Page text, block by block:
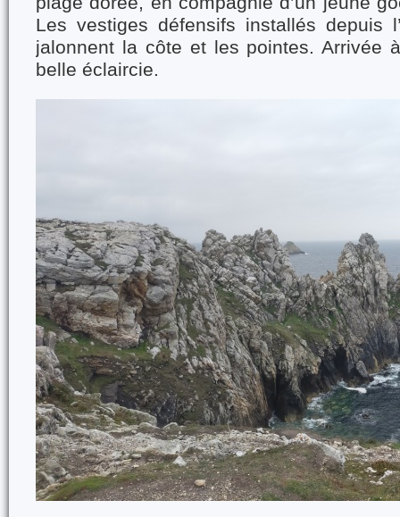
Les vestiges défensifs installés depuis
jalonnent la côte et les pointes. Arrivée
belle éclaircie.